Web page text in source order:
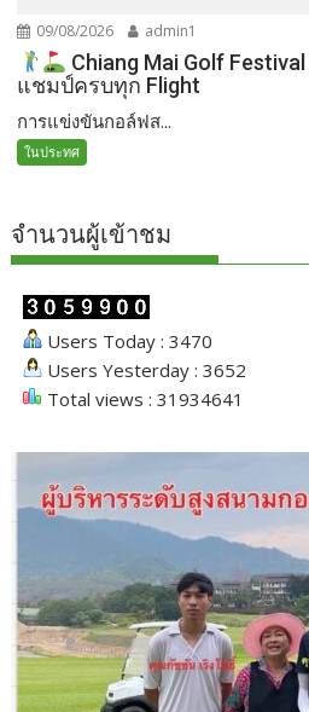
09/08/2026 admin1
Chiang Mai Golf
แชมป์ครบทุก Flight
การแข่งขันกอล์ฟส...
ในประทศ
จำนวนผู้เข้าชม
Users Today : 3470
Users Yesterday : 3652
Total views : 31934641